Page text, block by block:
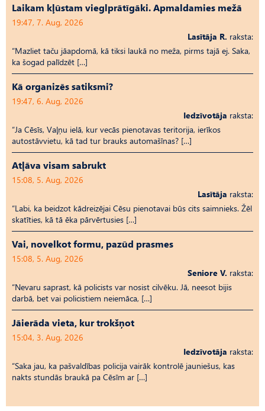
Laikam kļūstam vieglprātīgāki. Apmaldamies mežā
19:47, 7. Aug, 2026
Lasītāja R. raksta:
“Mazliet taču jāapdomā, kā tiksi laukā no meža, pirms tajā ej. Saka,
ka šogad palīdzēt […]
Kā organizēs satiksmi?
19:47, 6. Aug, 2026
Iedzīvotāja raksta:
“Ja Cēsīs, Vaļņu ielā, kur vecās pienotavas teritorija, ierīkos
autostāvvietu, kā tad tur brauks automašīnas? […]
Atļāva visam sabrukt
15:08, 5. Aug, 2026
Lasītāja raksta:
“Labi, ka beidzot kādreizējai Cēsu pienotavai būs cits saimnieks. Žēl
skatīties, kā tā ēka pārvērtusies […]
Vai, novelkot formu, pazūd prasmes
15:08, 5. Aug, 2026
Seniore V. raksta:
“Nevaru saprast, kā policists var nosist cilvēku. Jā, neesot bijis
darbā, bet vai policistiem neiemāca, […]
Jāierāda vieta, kur trokšņot
15:04, 3. Aug, 2026
Iedzīvotāja raksta:
“Saka jau, ka pašvaldības policija vairāk kontrolē jauniešus, kas
nakts stundās braukā pa Cēsīm ar […]